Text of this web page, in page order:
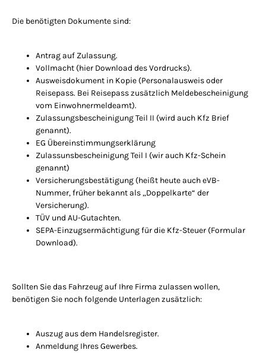
Die benötigten Dokumente sind:
Antrag auf Zulassung.
Vollmacht (hier Download des Vordrucks).
Ausweisdokument in Kopie (Personalausweis oder
Reisepass. Bei Reisepass zusätzlich Meldebescheinigung
vom Einwohnermeldeamt).
Zulassungsbescheinigung Teil II (wird auch Kfz Brief
genannt).
EG Übereinstimmungserklärung
Zulassunsbescheinigung Teil I (wir auch Kfz-Schein
genannt)
Versicherungsbestätigung (heißt heute auch eVB-
Nummer, früher bekannt als „Doppelkarte“ der
Versicherung).
TÜV und AU-Gutachten.
SEPA-Einzugsermächtigung für die Kfz-Steuer (Formular
Download).
Sollten Sie das Fahrzeug auf Ihre Firma zulassen wollen,
benötigen Sie noch folgende Unterlagen zusätzlich:
Auszug aus dem Handelsregister.
Anmeldung Ihres Gewerbes.